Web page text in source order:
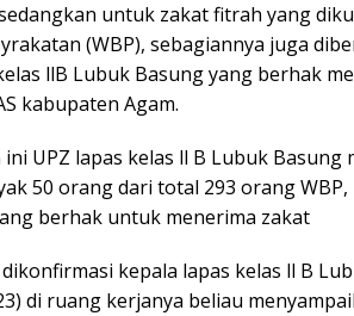
untuk zakat fitrah yang
(WBP), sebagiannya juga
llB Lubuk Basung yang berhak
kabupaten Agam.
UPZ lapas kelas ll B Lubuk
50 orang dari total 293 orang
berhak untuk menerima zakat
kepala lapas kelas ll B
di ruang kerjanya beliau